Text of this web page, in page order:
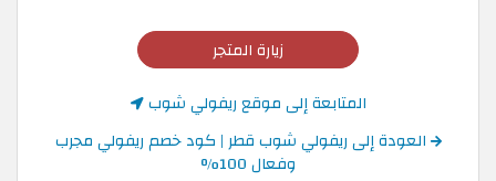
زيارة المتجر
المتابعة إلى موقع ريفولي شوب
العودة إلى ريفولي شوب قطر | كود خصم ريفولي مجرب
وفعال 100%